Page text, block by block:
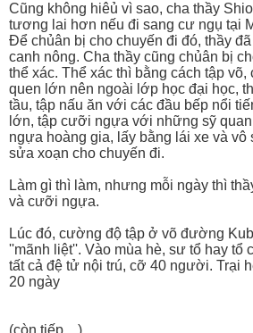
Cũng không hiêủ vì sao, cha thầy
tương lai hơn nếu đi sang cư ngụ tại
Để chủân bị cho chuyến đi đó, thầy
canh nông. Cha thầy cũng chủân bị
thể xác. Thể xác thì bằng cách tập võ,
quen lớn nên ngoài lớp học đại học,
tầu, tập nấu ăn với các đầu bếp nổi
lớn, tập cưỡi ngựa với những sỹ
ngựa hoàng gia, lấy bằng lái xe và vô
sửa xoạn cho chuyến đi.
Làm gì thì làm, nhưng mỗi ngày thì
và cưỡi ngựa.
Lúc đó, cường độ tập ở võ đường
''mãnh liệt''. Vào mùa hè, sư tổ hay tổ
tất cả đệ tử nội trú, cỡ 40 người. Trại
20 ngày